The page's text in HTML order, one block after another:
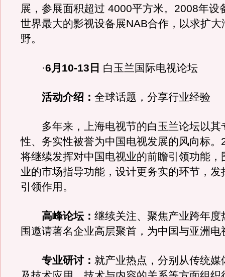
展，参展面积超过 4000平方米。2008年设
世界最大的影视设备展NAB合作，以求扩大
野。
·6月10-13日 白玉兰国际电视论坛
活动介绍： 全球话题，分享行业经验
多年来，上海电视节的白玉兰论坛以其
性、务实性被誉为中国电视发展的风向标。
将继续发挥对中国电视业的前瞻引领功能，
业的市场指导功能，设计更务实的环节，发
引领作用。
高峰论坛： 继续关注、聚焦产业跨年度
围邀请著名企业高层聚首，为中国与亚洲电
专业研讨： 就产业热点，分别从传统媒